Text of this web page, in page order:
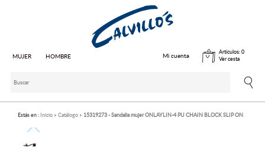
MUJER HOMBRE Mi cuenta Artículos:0
Ver cesta
Estás en : Inicio Catálogo 15319273 - Sandalia mujer ONLAYLIN-4 PU CHAIN BLOCK SLIP ON